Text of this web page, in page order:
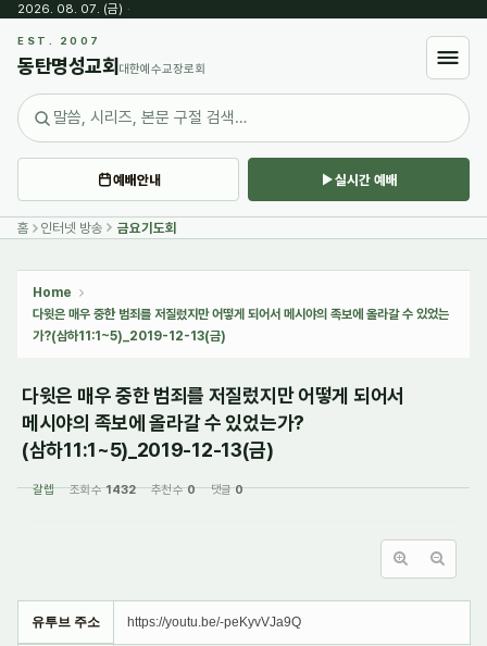
2026. 08. 07. (금) ·
EST. 2007
동탄명성교회 대한예수교장로회
예배안내 실시간 예배
홈 인터넷 방송 금요기도회
Home
다윗은 매우 중한 범죄를 저질렀지만 어떻게 되어서 메시야의 족보에 올라갈 수 있었는
가?(삼하11:1~5)_2019-12-13(금)
다윗은 매우 중한 범죄를 저질렀지만 어떻게 되어서
메시야의 족보에 올라갈 수 있었는가?
(삼하11:1~5)_2019-12-13(금)
갈렙 조회 수1432 추천 수0 댓글0
유투브 주소 https://youtu.be/-peKyvVJa9Q
Sketchbook5, 스케치북5
Sketchbook5, 스케치북5